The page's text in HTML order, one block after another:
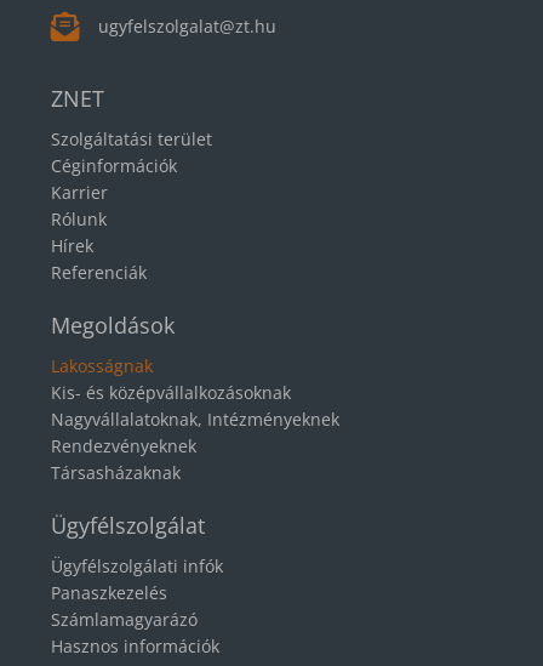
ugyfelszolgalat@zt.hu
ZNET
Szolgáltatási terület
Céginformációk
Karrier
Rólunk
Hírek
Referenciák
Megoldások
Lakosságnak
Kis- és középvállalkozásoknak
Nagyvállalatoknak, Intézményeknek
Rendezvényeknek
Társasházaknak
Ügyfélszolgálat
Ügyfélszolgálati infók
Panaszkezelés
Számlamagyarázó
Hasznos információk